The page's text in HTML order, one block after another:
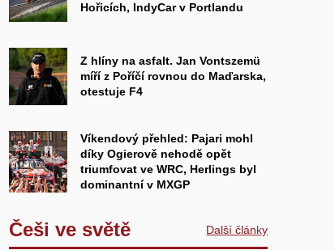
Hořicích, IndyCar v Portlandu
Z hlíny na asfalt. Jan Vontszemü
míří z Poříčí rovnou do Maďarska,
otestuje F4
Víkendový přehled: Pajari mohl
díky Ogierově nehodě opět
triumfovat ve WRC, Herlings byl
dominantní v MXGP
Češi ve světě Další články